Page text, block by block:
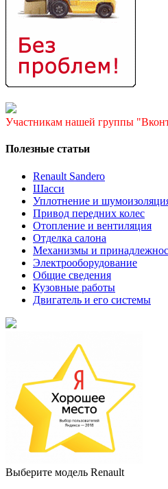
Участникам нашей группы
Полезные статьи
Renault Sandero
Шасси
Уплотнение и
Привод передних колес
Отопление и вентиляция
Отделка салона
Механизмы и
Электрооборудование
Общие сведения
Кузовные работы
Двигатель и его системы
Выберите модель Renault